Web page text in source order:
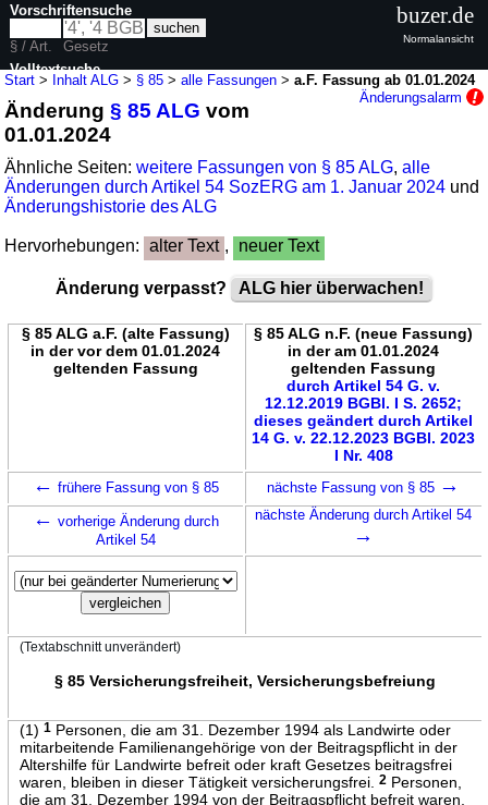
Start > Inhalt ALG > § 85 >alle Fassungen >a.F. Fassung ab 01.01.2024
Änderungsalarm
Änderung§ 85 ALG vom
01.01.2024
Ähnliche Seiten:weitere Fassungen von § 85 ALG,alle
Änderungen durch Artikel 54 SozERG am 1. Januar 2024 und
Änderungshistorie des ALG
Hervorhebungen: alter Text , neuer Text
Änderung verpasst? ALG hier überwachen!
§ 85 ALG a.F. (alte Fassung)
in der vor dem 01.01.2024
geltenden Fassung
§ 85 ALG n.F. (neue Fassung)
in der am 01.01.2024
geltenden Fassung
durch Artikel 54 G. v.
12.12.2019 BGBl. I S. 2652;
dieses geändert durch Artikel
14 G. v. 22.12.2023 BGBl. 2023
I Nr. 408
← frühere Fassung von § 85 nächste Fassung von § 85 →
← vorherige Änderung durch
Artikel 54
nächste Änderung durch Artikel 54
→
(Textabschnitt unverändert)
§ 85 Versicherungsfreiheit, Versicherungsbefreiung
(1) 1Personen, die am 31. Dezember 1994 als Landwirte oder
mitarbeitende Familienangehörige von der Beitragspflicht in der
Altershilfe für Landwirte befreit oder kraft Gesetzes beitragsfrei
waren, bleiben in dieser Tätigkeit versicherungsfrei.
2Personen,
die am 31. Dezember 1994 von der Beitragspflicht befreit waren,
Vorschriftensuche
§ / Art.
Gesetz
Volltextsuche
nur in ALG
buzer.de
Normalansicht